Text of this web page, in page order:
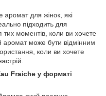
аромат для жінок, які
підходить для
тих моментів, коли ви хочете
аромат може бути відмінним
коли ви хочете
Fraiche у форматі